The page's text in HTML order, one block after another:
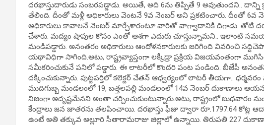
దరఖాస్తుదారుడు సంబరపడ్డాడు. అయితే, అది 6ను తిప్పితే 9 అవుతుందని..
తేలింది. దీంతో మళ్లీ అధికారులు వెంటనే 9వ నెంబర్ అని ప్రకటించారు. దీంతో 6వ
అధికారులు కావాలనే నెంబర్ మార్చేశారంటూ వారితో వాగ్వాదానికి దిగాడు. తోటి
చేశారు. మద్యం షాపుల కోసం ఎంతో ఆశగా ఎదురు చూస్తున్నామని.. ఇలాంటి
మండిపడ్డారు. అనంతరం అధికారులు ఆందోళనకారులకు జరిగింది వివరించి
యథావిధిగా సాగింది.అటు, రాష్ట్రవ్యాప్తంగా లక్కీడ్రా ప్రక్రియ విజయవంతంగా
సమీకరించుకునే పనిలో పడ్డారు. ఈ లాటరీలో కొందరి పంట పండింది. బీజేపీ
దక్కించుకున్నారు. పుట్టపర్తిలో కలెక్టర్ చేతన్ ఆధ్వర్యంలో లాటరీ తీయగా..
ముదిగుబ్బ మండలంలో 19, బత్తలపల్లి మండలంలో 14వ నెంబర్ దుకాణాలు
నిజంగా అదృష్టమేనని అంతా చర్చించుకుంటున్నారు.అటు, రాష్ట్రంలో బుధవారం
కేంద్రాలు జన జాతరను తలపించాయి. దరఖాస్తు ఫీజు ద్వారా రూ.1797.64 కోట్ల
ఉంటే అతి తక్కువ అల్లూరి సీతారామరాజు జిల్లాలో ఉన్నాయి. తిరుపతి 227